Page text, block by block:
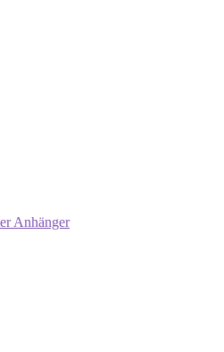
Anhänger